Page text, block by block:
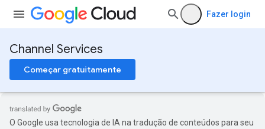
Fazer login
Channel Services
Começar gratuitamente
O Google usa tecnologia de IA na tradução de conteúdos para seu